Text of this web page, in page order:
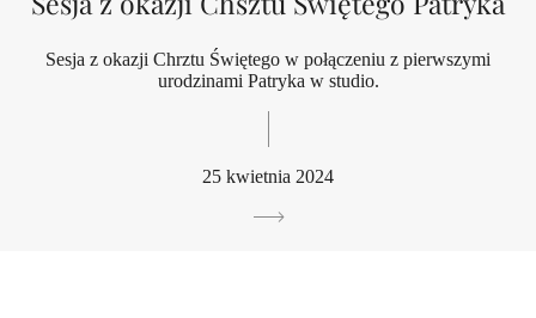
Sesja z okazji Chrztu Świętego w połączeniu z pierwszymi
urodzinami Patryka w studio.
25 kwietnia 2024